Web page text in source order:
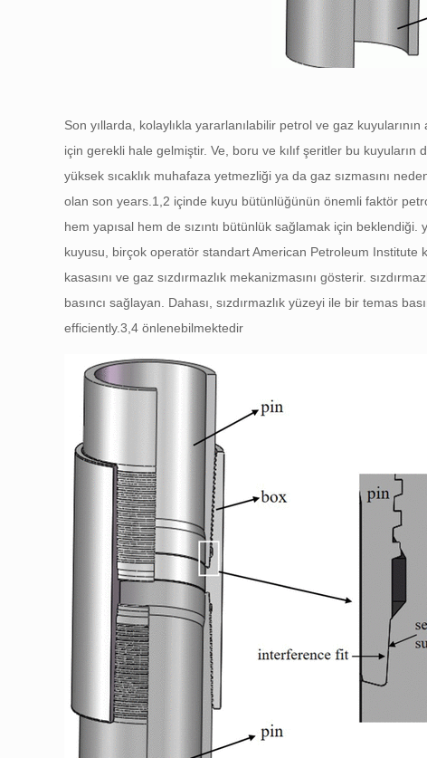
Son yıllarda, kolaylıkla yararlanılabilir petrol ve gaz
için gerekli hale gelmiştir. Ve, boru ve kılıf şeritler bu
yüksek sıcaklık muhafaza yetmezliği ya da gaz sızmasını
olan son years.1,2 içinde kuyu bütünlüğünün önemli faktör
hem yapısal hem de sızıntı bütünlük sağlamak için
kuyusu, birçok operatör standart American Petroleum Institute
kasasını ve gaz sızdırmazlık mekanizmasını gösterir.
basıncı sağlayan. Dahası, sızdırmazlık yüzeyi ile bir temas
efficiently.3,4 önlenebilmektedir